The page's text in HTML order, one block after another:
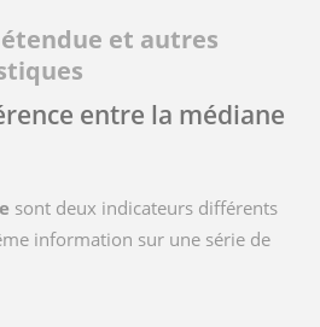
et autres
entre la médiane
sont deux indicateurs différents
information sur une série de